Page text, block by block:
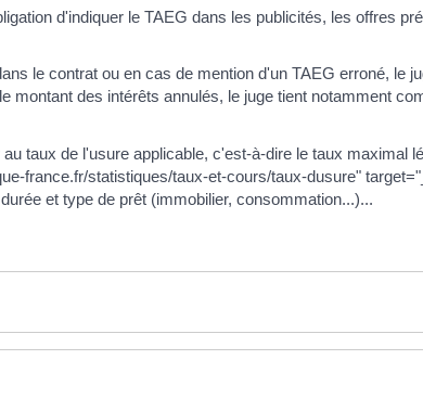
d'indiquer le TAEG dans les publicités, les offres
le contrat ou en cas de mention d'un TAEG erroné, le
montant des intérêts annulés, le juge tient notamment
taux de l'usure applicable, c'est-à-dire le taux maximal
france.fr/statistiques/taux-et-cours/taux-dusure"
et type de prêt (immobilier, consommation...)...